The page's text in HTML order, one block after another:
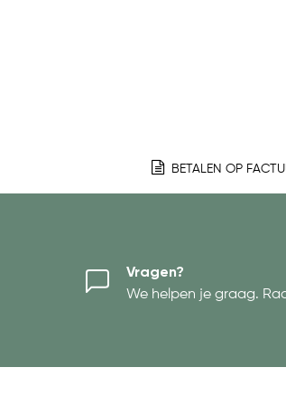
BETALEN OP
Vragen?
We helpen je graag.